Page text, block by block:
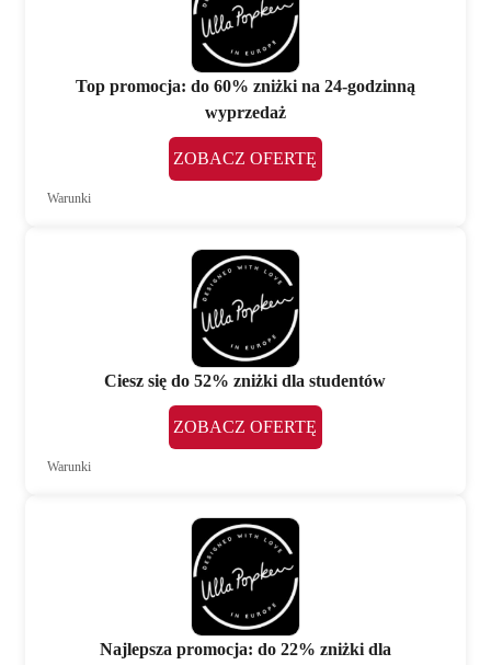
Top promocja: do 60% zniżki na 24-godzinną
wyprzedaż
ZOBACZ OFERTĘ
Warunki
Ciesz się do 52% zniżki dla studentów
ZOBACZ OFERTĘ
Warunki
Najlepsza promocja: do 22% zniżki dla